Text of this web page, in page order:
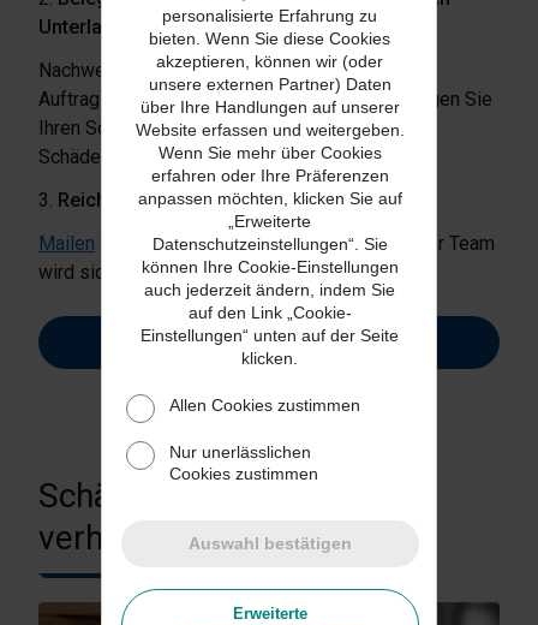
Unterlagen.
Nachweise wie Quittungen, Rechnungen und
Auftragsbestätigungen sind dabei hilfreich. Fügen Sie
Ihren Schadenforderungen Fotos von etwaigen
Schäden bei.
3. Reichen Sie Ihre Schadenforderung ein.
Mailen Sie uns Ihre Schadenforderung und unser Team
wird sich an die Arbeit machen!
Schadenforderung einreichen
Schäden und Verluste
verhindern
personalisierte Erfahrung zu
bieten. Wenn Sie diese Cookies
akzeptieren, können wir (oder
unsere externen Partner) Daten
über Ihre Handlungen auf unserer
Website erfassen und weitergeben.
Wenn Sie mehr über Cookies
erfahren oder Ihre Präferenzen
anpassen möchten, klicken Sie auf
„Erweiterte
Datenschutzeinstellungen“. Sie
können Ihre Cookie-Einstellungen
auch jederzeit ändern, indem Sie
auf den Link „Cookie-
Einstellungen“ unten auf der Seite
klicken.
Allen Cookies zustimmen
Nur unerlässlichen
Cookies zustimmen
Auswahl bestätigen
Erweiterte